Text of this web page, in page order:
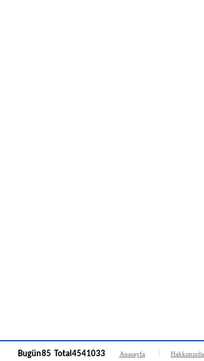
Bugün85 Total4541033 Anasayfa Hakkımızda